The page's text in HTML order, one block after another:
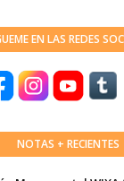
EN LAS REDES
NOTAS + RECIENTES